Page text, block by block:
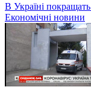
В Україні
Економічні новини